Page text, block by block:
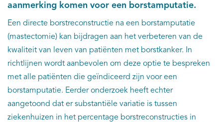
aanmerking komen voor een borstamputatie.
Een directe borstreconstructie na een borstamputatie
(mastectomie) kan bijdragen aan het verbeteren van de
kwaliteit van leven van patiënten met borstkanker. In
richtlijnen wordt aanbevolen om deze optie te bespreken
met alle patiënten die geïndiceerd zijn voor een
borstamputatie. Eerder onderzoek heeft echter
aangetoond dat er substantiële variatie is tussen
ziekenhuizen in het percentage borstreconstructies in